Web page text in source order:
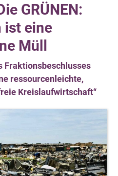
GRÜNEN:
ist eine
Müll
Fraktionsbeschlusses
ressourcenleichte,
Kreislaufwirtschaft“